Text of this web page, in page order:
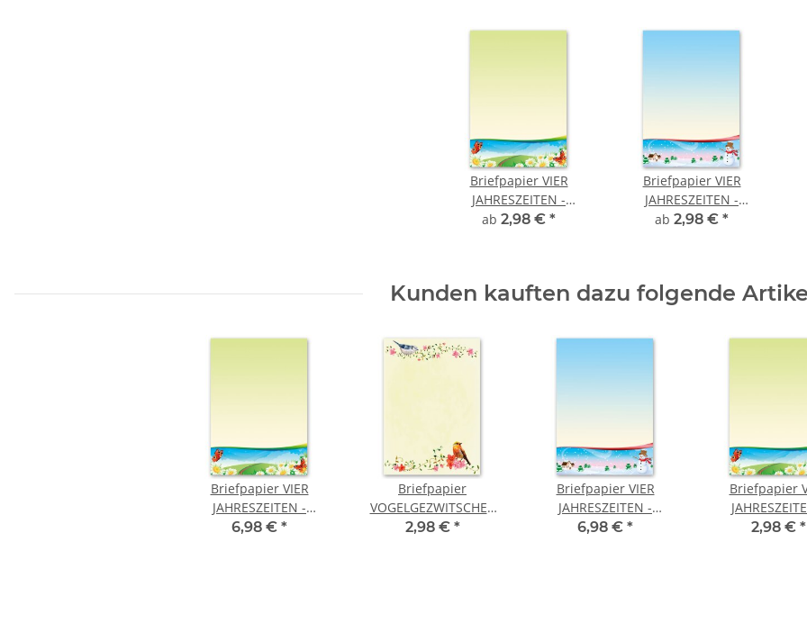
Briefpapier VIER
JAHRESZEITEN -
SOMMER
ab 2,98 € *
Briefpapier VIER
JAHRESZEITEN -
WINTER
ab 2,98 € *
Kunden kauften dazu folgende
Briefpapier VIER
JAHRESZEITEN -
SOMMER - DIN A4
6,98 € *
Briefpapier
VOGELGEZWITSCHER
DIN A4 Format 20 Blatt
2,98 € *
Briefpapier VIER
JAHRESZEITEN -
WINTER - DIN A4
6,98 € *
Briefpapier
SOMMER -
2,98 € *